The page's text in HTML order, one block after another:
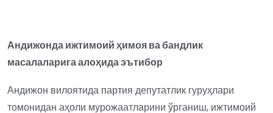
Андижонда ижтимоий ҳимоя ва бандлик
масалаларига алоҳида эътибор
Андижон вилоятида партия депутатлик гуруҳлари
томонидан аҳоли мурожаатларини ўрганиш, ижтимоий